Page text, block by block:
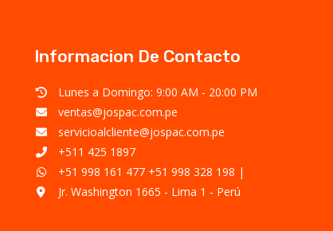
Informacion De Contacto
Lunes a Domingo: 9:00 AM - 20:00 PM
ventas@jospac.com.pe
servicioalcliente@jospac.com.pe
+511 425 1897
+51 998 161 477 +51 998 328 198 |
Jr. Washington 1665 - Lima 1 - Perú